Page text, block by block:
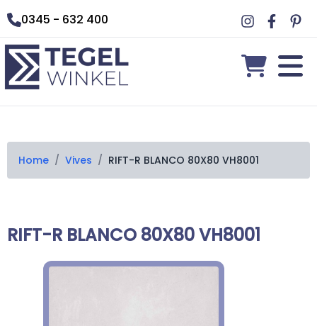
0345 - 632 400
Home / Vives / RIFT-R BLANCO 80X80 VH8001
RIFT-R BLANCO 80X80 VH8001